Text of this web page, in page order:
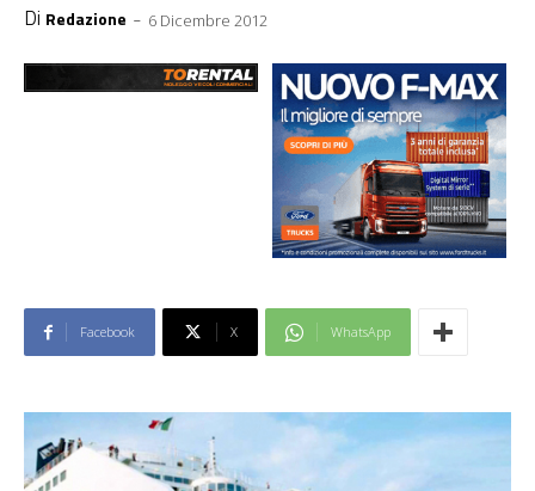
Di Redazione - 6 Dicembre 2012
Facebook X WhatsApp